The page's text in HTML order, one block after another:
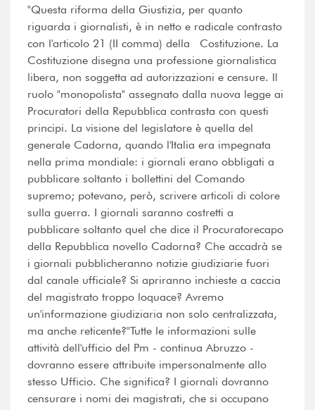
"Questa riforma della Giustizia, per quanto
riguarda i giornalisti, è in netto e radicale contrasto
con l'articolo 21 (II comma) della Costituzione. La
Costituzione disegna una professione giornalistica
libera, non soggetta ad autorizzazioni e censure. Il
ruolo "monopolista" assegnato dalla nuova legge ai
Procuratori della Repubblica contrasta con questi
principi. La visione del legislatore è quella del
generale Cadorna, quando l'Italia era impegnata
nella prima mondiale: i giornali erano obbligati a
pubblicare soltanto i bollettini del Comando
supremo; potevano, però, scrivere articoli di colore
sulla guerra. I giornali saranno costretti a
pubblicare soltanto quel che dice il Procuratorecapo
della Repubblica novello Cadorna? Che accadrà se
i giornali pubblicheranno notizie giudiziarie fuori
dal canale ufficiale? Si apriranno inchieste a caccia
del magistrato troppo loquace? Avremo
un'informazione giudiziaria non solo centralizzata,
ma anche reticente?"Tutte le informazioni sulle
attività dell'ufficio del Pm - continua Abruzzo -
dovranno essere attribuite impersonalmente allo
stesso Ufficio. Che significa? I giornali dovranno
censurare i nomi dei magistrati, che si occupano